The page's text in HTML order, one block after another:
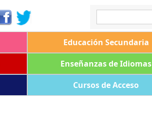
Educación Secundaria
Enseñanzas de Idiomas
Cursos de Acceso